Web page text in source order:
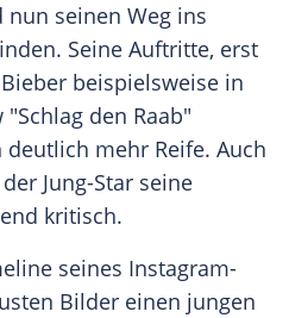
nun seinen Weg ins
Seine Auftritte, erst
Bieber beispielsweise in
"Schlag den Raab"
mehr Reife. Auch
Jung-Star seine
kritisch.
seines Instagram-
Bilder einen jungen